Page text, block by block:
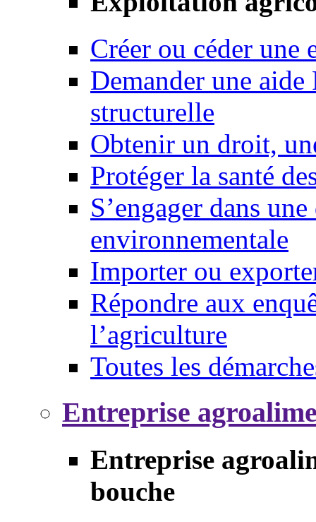
Créer ou céder une
Demander une
structurelle
Obtenir un droit,
Protéger la santé
S’engager dans
environnementale
Importer ou
Répondre aux
l’agriculture
Toutes les
Entreprise
Entreprise
bouche